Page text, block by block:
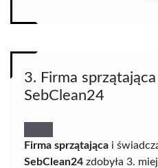
3. Firma
SebClean24
Firma sprzątająca i
SebClean24 zdobyła 3.